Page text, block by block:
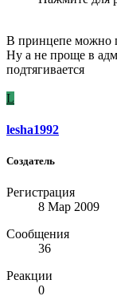
В принцепе можно
Ну а не проще в
подтягивается
L
lesha1992
Создатель
Регистрация
8 Мар 2009
Сообщения
36
Реакции
0